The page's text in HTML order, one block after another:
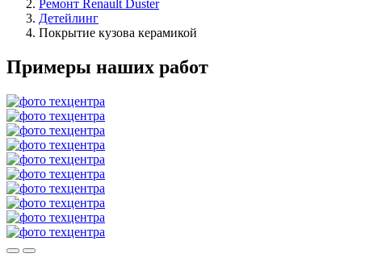
Ремонт Renault Duster
Детейлинг
Покрытие кузова керамикой
Примеры наших работ